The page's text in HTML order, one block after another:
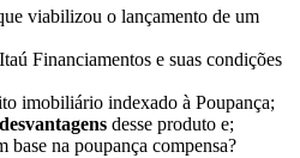
viabilizou o lançamento de um
Financiamentos e suas condições
imobiliário indexado à Poupança;
desse produto e;
base na poupança compensa?